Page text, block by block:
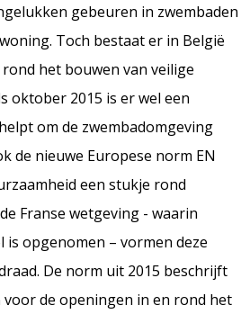
gebeuren in zwembaden
Toch bestaat er in België
het bouwen van veilige
oktober 2015 is er wel een
om de zwembadomgeving
de nieuwe Europese norm EN
een stukje rond
Franse wetgeving - waarin
is opgenomen – vormen deze
De norm uit 2015 beschrijft
de openingen in en rond het